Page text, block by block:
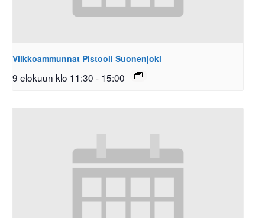
Viikkoammunnat Pistooli Suonenjoki
9 elokuun klo 11:30 - 15:00